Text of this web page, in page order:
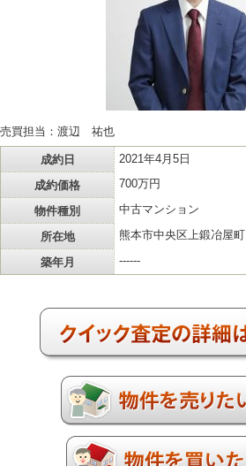
売買担当：渡辺 祐也
成約日 2021年4月5日
成約価格 700万円
物件種別 中古マンション
所在地 熊本市中央区上鍛冶屋町
築年月 ------